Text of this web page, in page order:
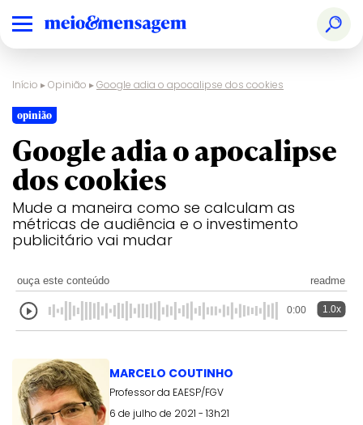
Início ▸Opinião ▸Google adia o apocalipse dos cookies
opinião
Google adia o apocalipse
dos cookies
Mude a maneira como se calculam as
métricas de audiência e o investimento
publicitário vai mudar
ouça este conteúdo readme
0:00 1.0x
MARCELO COUTINHO
Professor da EAESP/FGV
6 de julho de 2021 - 13h21